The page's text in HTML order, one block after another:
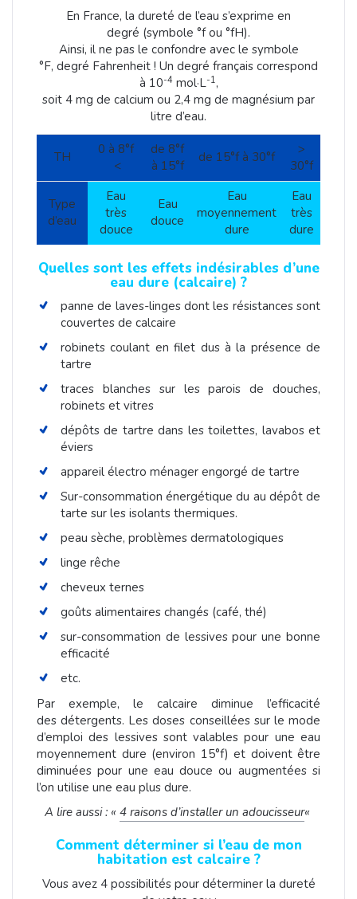
En France, la dureté de l’eau s’exprime en
degré (symbole °f ou °fH).
Ainsi, il ne pas le confondre avec le symbole
°F, degré Fahrenheit ! Un degré français correspond
à 10-4 mol·L-1,
soit 4 mg de calcium ou 2,4 mg de magnésium par
litre d’eau.
TH
0 à 8°f
<
de 8°f
à 15°f
de 15°f à 30°f
>
30°f
Type
d’eau
Eau
très
douce
Eau
douce
Eau
moyennement
dure
Eau
très
dure
Quelles sont les effets indésirables d’une
eau dure (calcaire) ?
panne de laves-linges dont les résistances sont
couvertes de calcaire
robinets coulant en filet dus à la présence de
tartre
traces blanches sur les parois de douches,
robinets et vitres
dépôts de tartre dans les toilettes, lavabos et
éviers
appareil électro ménager engorgé de tartre
Sur-consommation énergétique du au dépôt de
tarte sur les isolants thermiques.
peau sèche, problèmes dermatologiques
linge rêche
cheveux ternes
goûts alimentaires changés (café, thé)
sur-consommation de lessives pour une bonne
efficacité
etc.
Par exemple, le calcaire diminue l’efficacité
des détergents. Les doses conseillées sur le mode
d’emploi des lessives sont valables pour une eau
moyennement dure (environ 15°f) et doivent être
diminuées pour une eau douce ou augmentées si
l’on utilise une eau plus dure.
A lire aussi : « 4 raisons d’installer un adoucisseur«
Comment déterminer si l’eau de mon
habitation est calcaire ?
Vous avez 4 possibilités pour déterminer la dureté